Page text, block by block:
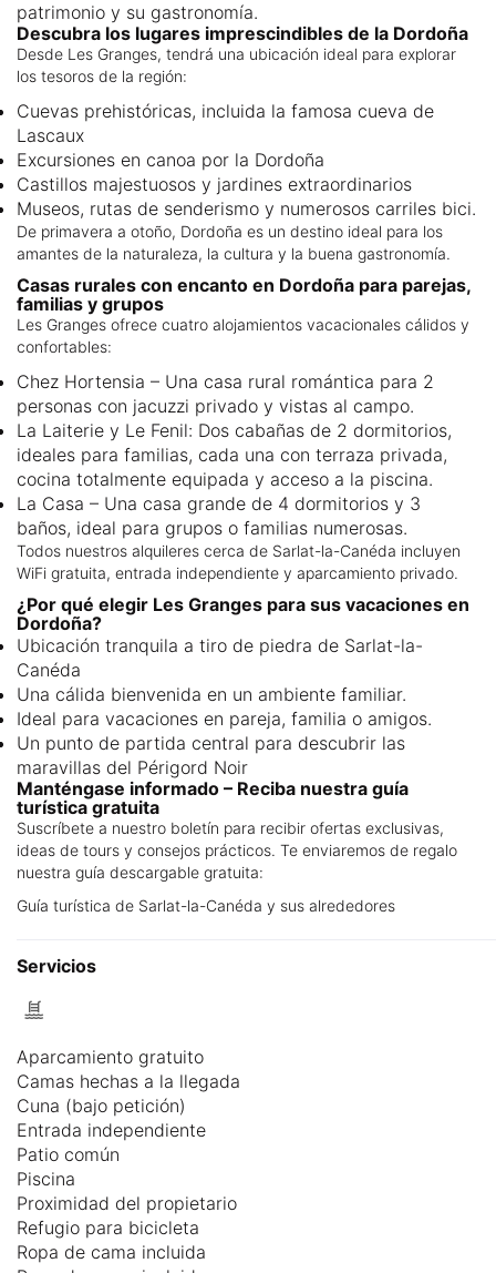
patrimonio y su gastronomía.
Descubra los lugares imprescindibles de la Dordoña
Desde Les Granges, tendrá una ubicación ideal para explorar
los tesoros de la región:
Cuevas prehistóricas, incluida la famosa cueva de
Lascaux
Excursiones en canoa por la Dordoña
Castillos majestuosos y jardines extraordinarios
Museos, rutas de senderismo y numerosos carriles bici.
De primavera a otoño, Dordoña es un destino ideal para los
amantes de la naturaleza, la cultura y la buena gastronomía.
Casas rurales con encanto en Dordoña para parejas,
familias y grupos
Les Granges ofrece cuatro alojamientos vacacionales cálidos y
confortables:
Chez Hortensia – Una casa rural romántica para 2
personas con jacuzzi privado y vistas al campo.
La Laiterie y Le Fenil: Dos cabañas de 2 dormitorios,
ideales para familias, cada una con terraza privada,
cocina totalmente equipada y acceso a la piscina.
La Casa – Una casa grande de 4 dormitorios y 3
baños, ideal para grupos o familias numerosas.
Todos nuestros alquileres cerca de Sarlat-la-Canéda incluyen
WiFi gratuita, entrada independiente y aparcamiento privado.
¿Por qué elegir Les Granges para sus vacaciones en
Dordoña?
Ubicación tranquila a tiro de piedra de Sarlat-la-
Canéda
Una cálida bienvenida en un ambiente familiar.
Ideal para vacaciones en pareja, familia o amigos.
Un punto de partida central para descubrir las
maravillas del Périgord Noir
Manténgase informado – Reciba nuestra guía
turística gratuita
Suscríbete a nuestro boletín para recibir ofertas exclusivas,
ideas de tours y consejos prácticos. Te enviaremos de regalo
nuestra guía descargable gratuita:
Guía turística de Sarlat-la-Canéda y sus alrededores
Servicios
Aparcamiento gratuito
Camas hechas a la llegada
Cuna (bajo petición)
Entrada independiente
Patio común
Piscina
Proximidad del propietario
Refugio para bicicleta
Ropa de cama incluida